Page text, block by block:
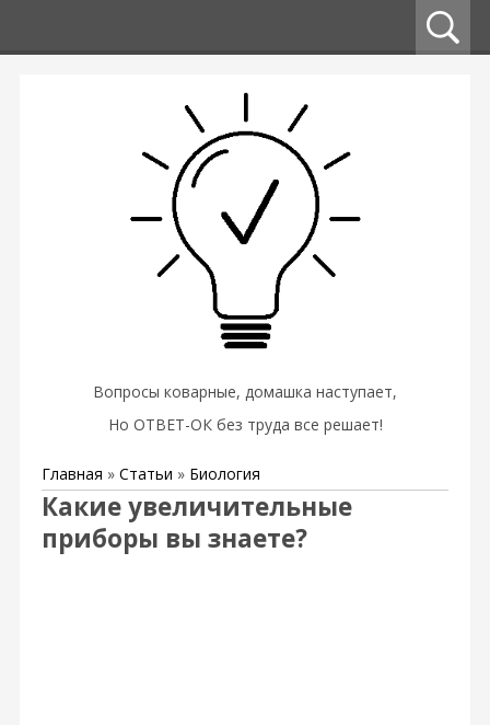
Вопросы коварные, домашка наступает,
Но ОТВЕТ-ОК без труда все решает!
Главная » Статьи » Биология
Какие увеличительные
приборы вы знаете?